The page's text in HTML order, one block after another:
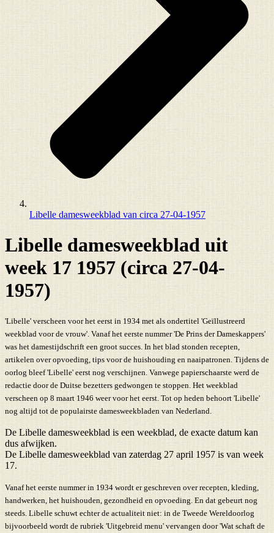
Libelle damesweekblad van circa 27-04-1957
Libelle damesweekblad uit
week 17 1957 (circa 27-04-
1957)
'Libelle' verscheen voor het eerst in 1934 met als ondertitel 'Geïllustreerd
weekblad voor de vrouw'. Vanaf het eerste nummer 'De Prins der Dameskappers'
was het damestijdschrift een groot succes. In het blad stonden recepten,
artikelen over opvoeding, tips voor de huishouding en naaipatronen. Tijdens de
oorlog bleef 'Libelle' eerst nog verschijnen. Vanwege papierschaarste werd de
redactie door de Duitse bezetters gedwongen te stoppen. Het weekblad
verscheen op 8 maart 1946 weer voor het eerst. Tot op heden behoort 'Libelle'
nog altijd tot de populairste damesweekbladen van Nederland.
De Libelle damesweekblad is een weekblad, de exacte datum kan
dus afwijken.
De Libelle damesweekblad van zaterdag 27 april 1957 is van week
17.
Vanaf het eerste nummer in 1934 wordt er geschreven over recepten, kleding,
handwerken, het huishouden, gezondheid en opvoeding. En dat gebeurt nog
steeds. Libelle schuwt echter de actualiteit niet: in de Tweede Wereldoorlog
bijvoorbeeld wordt de rubriek 'Uitgebreid menu' vervangen door 'Wat schaft de